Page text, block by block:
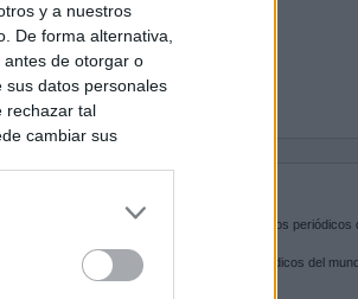
y a nuestros
De forma alternativa,
de otorgar o
sus datos personales
rechazar tal
cambiar sus
es la puerta de entrada a los periódicos
Navega por las portadas de los periódicos del
del otro extremo del mundo.